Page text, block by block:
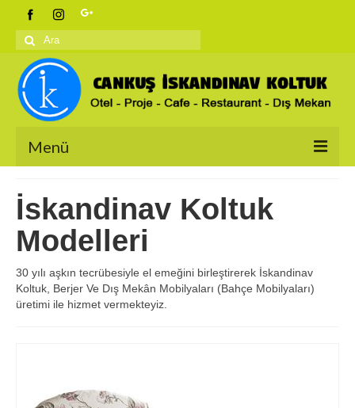
Şunu
ara:
Menü
Ürünlerimiz
İskandinav Koltuklar
Berjerler
İskandinav Koltuk
Modelleri
30 yılı aşkın tecrübesiyle el emeğini birleştirerek İskandinav
Koltuk, Berjer Ve Dış Mekân Mobilyaları (Bahçe Mobilyaları)
üretimi ile hizmet vermekteyiz.